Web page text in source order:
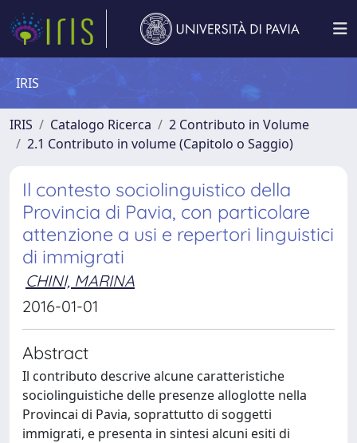
IRIS
IRIS Catalogo Ricerca
2 Contributo in Volume
2.1 Contributo in volume (Capitolo o Saggio)
Il contesto sociolinguistico della
Provincia di Pavia, con particolare
attenzione a usi e repertori linguistici
di immigrati
CHINI, MARINA
2016-01-01
Abstract
Il contributo descrive alcune caratteristiche
sociolinguistiche delle presenze alloglotte nella
Provincai di Pavia, soprattutto di soggetti
immigrati, e presenta in sintesi alcuni esiti di